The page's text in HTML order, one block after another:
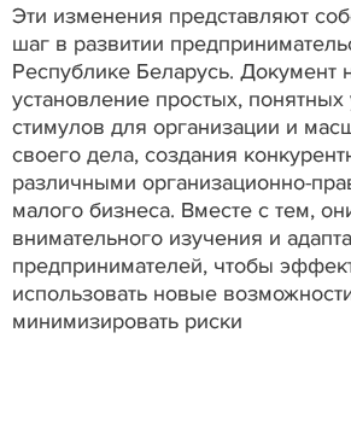
Эти изменения представляют
шаг в развитии
Республике Беларусь. Документ
установление простых, понятных
стимулов для организации и
своего дела, создания
различными организационно-
малого бизнеса. Вместе с тем,
внимательного изучения и
предпринимателей, чтобы
использовать новые
минимизировать риски